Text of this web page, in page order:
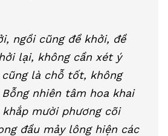
ngồi cũng đề khởi, đề
lại, không cần xét ý
cũng là chỗ tốt, không
nhiên tâm hoa khai
mười phương cõi
đầu mảy lông hiện các